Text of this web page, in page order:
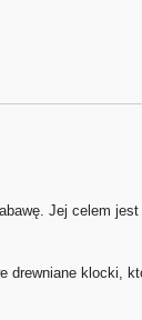
Jej celem
klocki,